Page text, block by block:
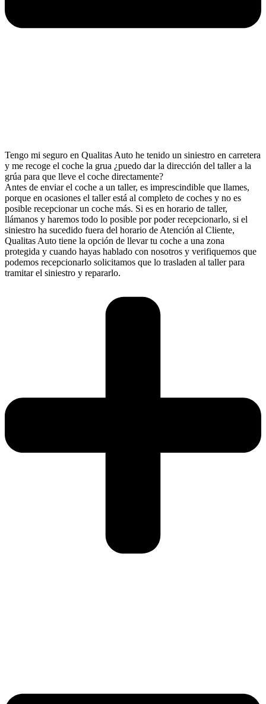
Tengo mi seguro en Qualitas Auto he tenido un siniestro en carretera
y me recoge el coche la grua ¿puedo dar la dirección del taller a la
grúa para que lleve el coche directamente?
Antes de enviar el coche a un taller, es imprescindible que llames,
porque en ocasiones el taller está al completo de coches y no es
posible recepcionar un coche más. Si es en horario de taller,
llámanos y haremos todo lo posible por poder recepcionarlo, si el
siniestro ha sucedido fuera del horario de Atención al Cliente,
Qualitas Auto tiene la opción de llevar tu coche a una zona
protegida y cuando hayas hablado con nosotros y verifiquemos que
podemos recepcionarlo solicitamos que lo trasladen al taller para
tramitar el siniestro y repararlo.